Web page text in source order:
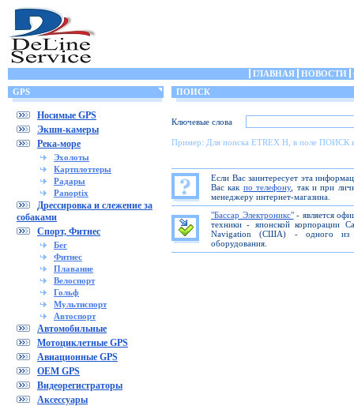
ГЛАВНАЯ НОВОСТИ
GPS
Носимые GPS
Экшн-камеры
Река-море
Эхолоты
Картплоттеры
Радары
Panoptix
Дрессировка и слежение за
собаками
Спорт, Фитнес
Бег
Фитнес
Плавание
Велоспорт
Гольф
Мультиспорт
Автоспорт
Автомобильные
Мотоциклетные GPS
Авиационные GPS
OEM GPS
Видеорегистраторы
Аксессуары
ПОИСК
Ключевые слова
Пример: Для поиска ETREX H, в поле ПОИСК
Если Вас заинтересует эта
Вас как по телефону, так и при
менеджеру интернет-магазина.
"Бассар Электроникс"- является
техники - японской корпорации
Navigation (США) - одного из
оборудования.